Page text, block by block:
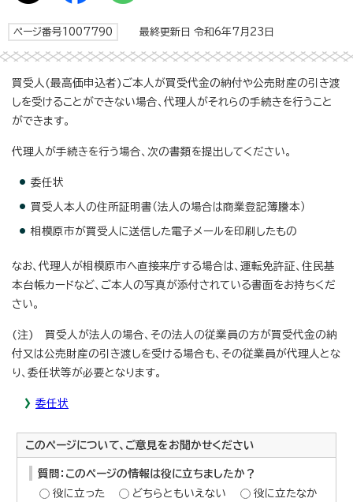
ページ番号1007790 最終更新日 令和6年7月23日
買受人(最高価申込者)ご本人が買受代金の納付や公売財産の引き渡
しを受けることができない場合、代理人がそれらの手続きを行うこと
ができます。
代理人が手続きを行う場合、次の書類を提出してください。
委任状
買受人本人の住所証明書（法人の場合は商業登記簿謄本）
相模原市が買受人に送信した電子メールを印刷したもの
なお、代理人が相模原市へ直接来庁する場合は、運転免許証、住民基
本台帳カードなど、ご本人の写真が添付されている書面をお持ちくだ
さい。
(注) 買受人が法人の場合、その法人の従業員の方が買受代金の納
付又は公売財産の引き渡しを受ける場合も、その従業員が代理人とな
り、委任状等が必要となります。
委任状
このページについて、ご意見をお聞かせください
質問：このページの情報は役に立ちましたか？
役に立った
どちらともいえない
役に立たなか